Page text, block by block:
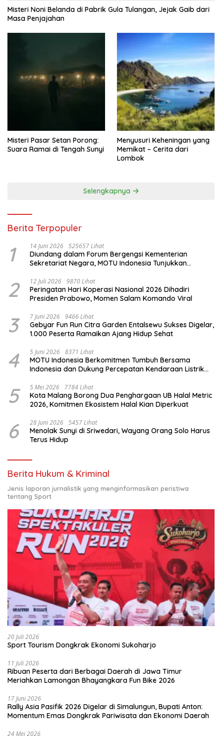
Misteri Noni Belanda di Pabrik Gula Tulangan, Jejak Gaib dari
Masa Penjajahan
Misteri Pasar Setan Porong:
Suara Ramai di Tengah Sunyi
Menyusuri Keheningan yang
Memikat – Cerita dari
Lombok
Selengkapnya
Berita Terpopuler
1 14 Juni 2026 525657 Lihat
Diundang dalam Forum Bergengsi Kementerian
Sekretariat Negara, MOTU Indonesia Tunjukkan
2 12 Juli 2026 9870 Lihat
Peringatan Hari Koperasi Nasional 2026 Dihadiri
Presiden Prabowo, Momen Salam Komando Viral
3 7 Juni 2026 9466 Lihat
Gebyar Fun Run Citra Garden Entalsewu Sukses Digelar,
1.000 Peserta Ramaikan Ajang Hidup Sehat
4 5 Juni 2026 8371 Lihat
MOTU Indonesia Berkomitmen Tumbuh Bersama
Indonesia dan Dukung Percepatan Kendaraan Listrik
5 5 Mei 2026 7784 Lihat
Kota Malang Borong Dua Penghargaan UB Halal Metric
2026, Komitmen Ekosistem Halal Kian Diperkuat
6 28 Juni 2026 5457 Lihat
Menolak Sunyi di Sriwedari, Wayang Orang Solo Harus
Terus Hidup
Berita Hukum & Kriminal
Jenis laporan jurnalistik yang menginformasikan peristiwa
tentang Sport
20 Juli 2026
Sport Tourism Dongkrak Ekonomi Sukoharjo
11 Juli 2026
Ribuan Peserta dari Berbagai Daerah di Jawa Timur
Meriahkan Lamongan Bhayangkara Fun Bike 2026
17 Juni 2026
Rally Asia Pasifik 2026 Digelar di Simalungun, Bupati Anton:
Momentum Emas Dongkrak Pariwisata dan Ekonomi Daerah
24 Mei 2026